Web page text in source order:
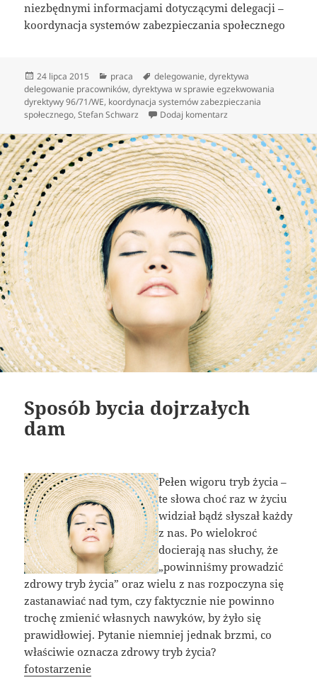
niezbędnymi informacjami dotyczącymi delegacji –
koordynacja systemów zabezpieczania społecznego
Data
publikacji
24 lipca 2015 Kategorie
praca Tagi
delegowanie,dyrektywa
delegowanie pracowników,dyrektywa w sprawie egzekwowania
dyrektywy 96/71/WE, koordynacja systemów zabezpieczania
społecznego,Stefan Schwarz Dodaj komentarz
Sposób bycia dojrzałych
dam
Pełen wigoru tryb życia –
te słowa choć raz w życiu
widział bądź słyszał każdy
z nas. Po wielokroć
docierają nas słuchy, że
„powinniśmy prowadzić
zdrowy tryb życia” oraz wielu z nas rozpoczyna się
zastanawiać nad tym, czy faktycznie nie powinno
trochę zmienić własnych nawyków, by żyło się
prawidłowiej. Pytanie niemniej jednak brzmi, co
właściwie oznacza zdrowy tryb życia?
fotostarzenie